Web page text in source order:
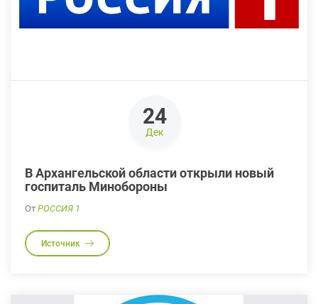
24
Дек
В Архангельской области открыли новый
госпиталь Минобороны
От РОССИЯ 1
Источник